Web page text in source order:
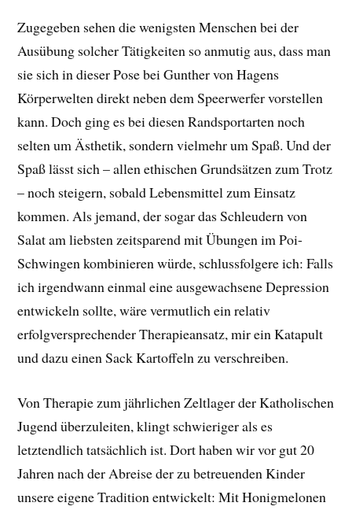
Zugegeben sehen die wenigsten Menschen bei der
Ausübung solcher Tätigkeiten so anmutig aus, dass man
sie sich in dieser Pose bei Gunther von Hagens
Körperwelten direkt neben dem Speerwerfer vorstellen
kann. Doch ging es bei diesen Randsportarten noch
selten um Ästhetik, sondern vielmehr um Spaß. Und der
Spaß lässt sich – allen ethischen Grundsätzen zum Trotz
– noch steigern, sobald Lebensmittel zum Einsatz
kommen. Als jemand, der sogar das Schleudern von
Salat am liebsten zeitsparend mit Übungen im Poi-
Schwingen kombinieren würde, schlussfolgere ich: Falls
ich irgendwann einmal eine ausgewachsene Depression
entwickeln sollte, wäre vermutlich ein relativ
erfolgversprechender Therapieansatz, mir ein Katapult
und dazu einen Sack Kartoffeln zu verschreiben.
Von Therapie zum jährlichen Zeltlager der Katholischen
Jugend überzuleiten, klingt schwieriger als es
letztendlich tatsächlich ist. Dort haben wir vor gut 20
Jahren nach der Abreise der zu betreuenden Kinder
unsere eigene Tradition entwickelt: Mit Honigmelonen